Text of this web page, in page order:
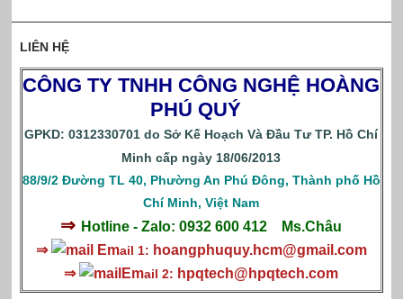
LIÊN HỆ
CÔNG TY TNHH CÔNG NGHỆ HOÀNG
PHÚ QUÝ
GPKD: 0312330701 do Sở Kế Hoạch Và Đầu Tư TP. Hồ Chí
Minh cấp ngày 18/06/2013
88/9/2 Đường TL 40, Phường An Phú Đông, Thành phố Hồ
Chí Minh, Việt Nam
⇒ Hotline - Zalo: 0932 600 412
Ms.Châu
⇒
Email 1: hoangphuquy.hcm@gmail.com
⇒
Email 2: hpqtech@hpqtech.com